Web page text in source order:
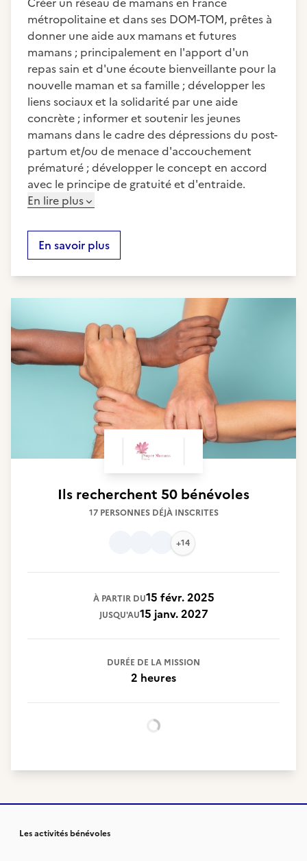
métropolitaine et dans ses DOM-TOM, prêtes à
donner une aide aux mamans et futures
mamans ; principalement en l'apport d'un
repas sain et d'une écoute bienveillante pour la
nouvelle maman et sa famille ; développer les
liens sociaux et la solidarité par une aide
concrète ; informer et soutenir les jeunes
mamans dans le cadre des dépressions du post-
partum et/ou de menace d'accouchement
prématuré ; développer le concept en accord
avec le principe de gratuité et d'entraide.
En lire plus
En savoir plus
Ils recherchent 50 bénévoles
17 PERSONNES DÉJÀ INSCRITES
+14
À PARTIR DU15 févr. 2025
JUSQU'AU15 janv. 2027
DURÉE DE LA MISSION
2 heures
Chargement...
Les activités bénévoles